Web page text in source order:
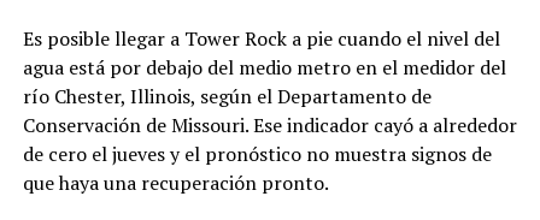
Es posible llegar a Tower Rock a pie cuando el nivel del
agua está por debajo del medio metro en el medidor del
río Chester, Illinois, según el Departamento de
Conservación de Missouri. Ese indicador cayó a alrededor
de cero el jueves y el pronóstico no muestra signos de
que haya una recuperación pronto.